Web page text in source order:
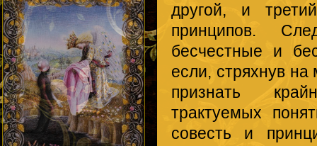
другой, и
принципов.
бесчестные и
если, стряхнув на
признать
трактуемых
совесть и